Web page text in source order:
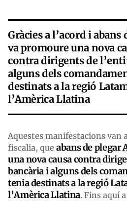
Gràcies a l’acord i abans
va promoure una nova
contra dirigents de
alguns dels
destinats a la regió
l’Amèrica Llatina
Aquestes manifestacions van
fiscalia, que abans de plegar
una nova causa contra
bancària i alguns dels
tenia destinats a la regió
l’Amèrica Llatina. Fins aquí